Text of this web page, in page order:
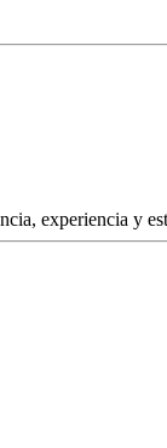
experiencia y